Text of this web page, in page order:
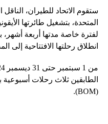
ستقوم الاتحاد للطيران، الناقل
انطلاق رحلتها الافتتاحية إلى
(BOM).